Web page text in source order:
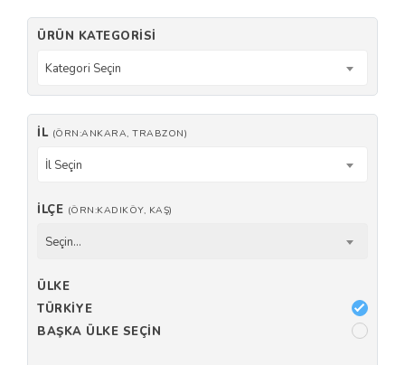
ÜRÜN KATEGORISI
Kategori Seçin
İL (ÖRN:ANKARA, TRABZON)
İl Seçin
İLÇE (ÖRN:KADIKÖY, KAŞ)
Seçin...
ÜLKE
TÜRKIYE
BAŞKA ÜLKE SEÇIN